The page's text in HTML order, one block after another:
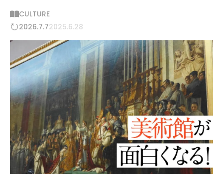
CULTURE
2026.7.72025.6.28